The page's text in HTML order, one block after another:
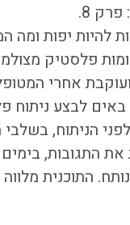
להיות יפות ומה
פלסטיק
אחרי
אשר באים לבצע
הניתוח, בשלבי
התגובות,
התוכנית